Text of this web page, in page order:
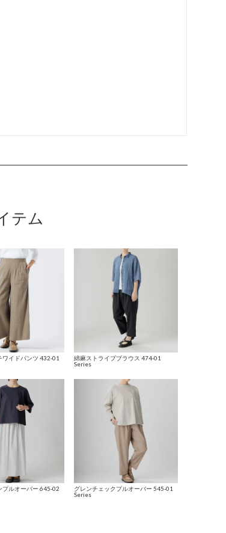
テム
ワイドパンツ 432-01
綿麻ストライプブラウス 474-01
Series
プルオーバー 645-02
グレンチェックプルオーバー 545-01
Series